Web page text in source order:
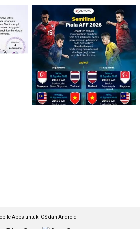
Apps untuk iOS dan Android